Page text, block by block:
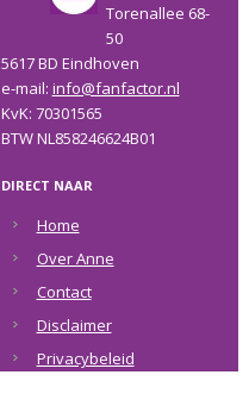
Torenallee 68-
50
5617 BD Eindhoven
e-mail: info@fanfactor.nl
KvK: 70301565
BTW NL858246624B01
DIRECT NAAR
Home
Over Anne
Contact
Disclaimer
Privacybeleid